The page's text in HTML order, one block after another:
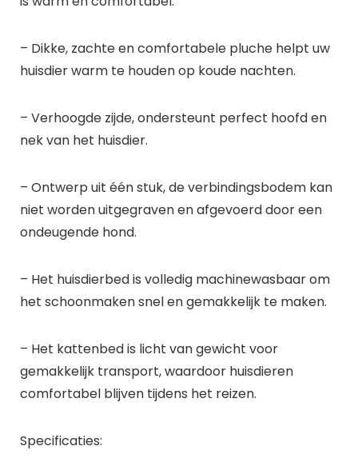
– Dikke, zachte en comfortabele pluche helpt uw
huisdier warm te houden op koude nachten.
– Verhoogde zijde, ondersteunt perfect hoofd en
nek van het huisdier.
– Ontwerp uit één stuk, de verbindingsbodem kan
niet worden uitgegraven en afgevoerd door een
ondeugende hond.
– Het huisdierbed is volledig machinewasbaar om
het schoonmaken snel en gemakkelijk te maken.
– Het kattenbed is licht van gewicht voor
gemakkelijk transport, waardoor huisdieren
comfortabel blijven tijdens het reizen.
Specificaties: